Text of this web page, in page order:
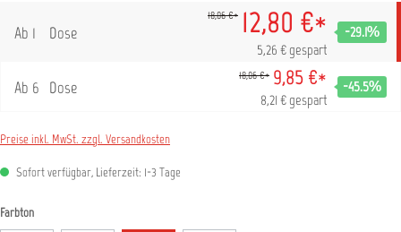
Ab 1 Dose
18,06 €* 12,80 €*
5,26 € gespart
-29.1%
Ab 6 Dose
18,06 €* 9,85 €*
8,21 € gespart
-45.5%
Preise inkl. MwSt. zzgl. Versandkosten
Sofort verfügbar, Lieferzeit: 1-3 Tage
Farbtonauswählen